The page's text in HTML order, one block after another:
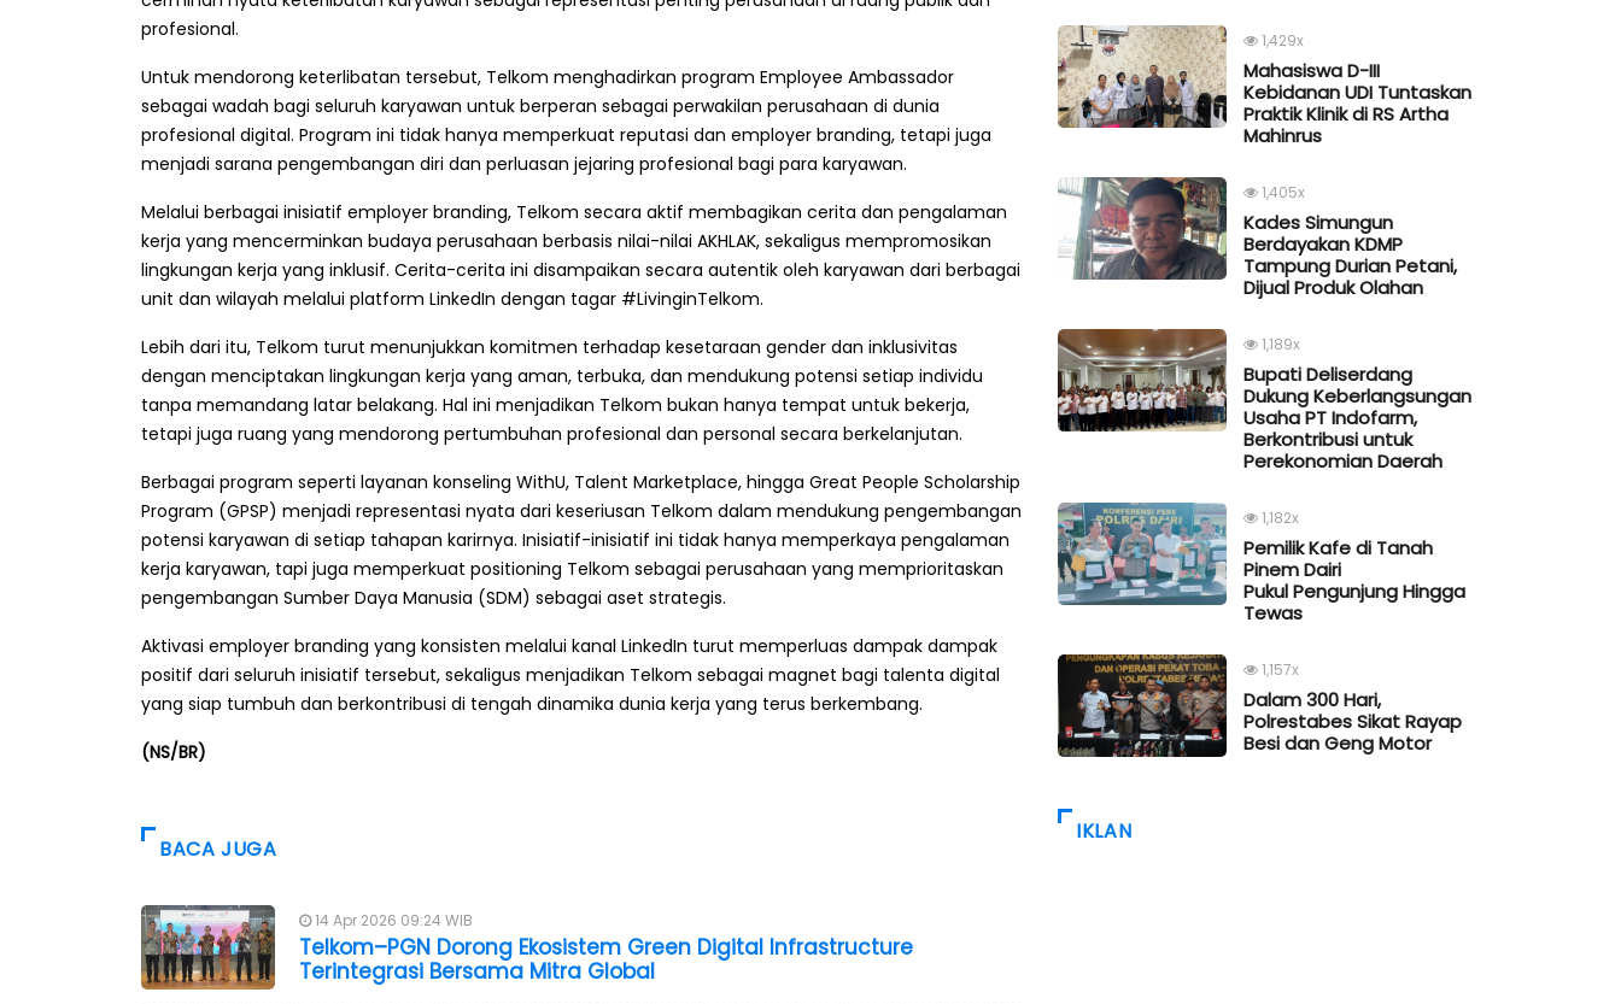
profesional.
Untuk mendorong keterlibatan tersebut, Telkom menghadirkan program Employee Ambassador
sebagai wadah bagi seluruh karyawan untuk berperan sebagai perwakilan perusahaan di dunia
profesional digital. Program ini tidak hanya memperkuat reputasi dan employer branding, tetapi juga
menjadi sarana pengembangan diri dan perluasan jejaring profesional bagi para karyawan.
Melalui berbagai inisiatif employer branding, Telkom secara aktif membagikan cerita dan pengalaman
kerja yang mencerminkan budaya perusahaan berbasis nilai-nilai AKHLAK, sekaligus mempromosikan
lingkungan kerja yang inklusif. Cerita-cerita ini disampaikan secara autentik oleh karyawan dari berbagai
unit dan wilayah melalui platform LinkedIn dengan tagar #LivinginTelkom.
Lebih dari itu, Telkom turut menunjukkan komitmen terhadap kesetaraan gender dan inklusivitas
dengan menciptakan lingkungan kerja yang aman, terbuka, dan mendukung potensi setiap individu
tanpa memandang latar belakang. Hal ini menjadikan Telkom bukan hanya tempat untuk bekerja,
tetapi juga ruang yang mendorong pertumbuhan profesional dan personal secara berkelanjutan.
Berbagai program seperti layanan konseling WithU, Talent Marketplace, hingga Great People Scholarship
Program (GPSP) menjadi representasi nyata dari keseriusan Telkom dalam mendukung pengembangan
potensi karyawan di setiap tahapan karirnya. Inisiatif-inisiatif ini tidak hanya memperkaya pengalaman
kerja karyawan, tapi juga memperkuat positioning Telkom sebagai perusahaan yang memprioritaskan
pengembangan Sumber Daya Manusia (SDM) sebagai aset strategis.
Aktivasi employer branding yang konsisten melalui kanal LinkedIn turut memperluas dampak dampak
positif dari seluruh inisiatif tersebut, sekaligus menjadikan Telkom sebagai magnet bagi talenta digital
yang siap tumbuh dan berkontribusi di tengah dinamika dunia kerja yang terus berkembang.
(NS/BR)
BACA JUGA
14 Apr 2026 09:24 WIB
Telkom–PGN Dorong Ekosistem Green Digital Infrastructure
Terintegrasi Bersama Mitra Global
1,429x
Mahasiswa D-III
Kebidanan UDI Tuntaskan
Praktik Klinik di RS Artha
Mahinrus
1,405x
Kades Simungun
Berdayakan KDMP
Tampung Durian Petani,
Dijual Produk Olahan
1,189x
Bupati Deliserdang
Dukung Keberlangsungan
Usaha PT Indofarm,
Berkontribusi untuk
Perekonomian Daerah
1,182x
Pemilik Kafe di Tanah
Pinem Dairi
Pukul Pengunjung Hingga
Tewas
1,157x
Dalam 300 Hari,
Polrestabes Sikat Rayap
Besi dan Geng Motor
IKLAN